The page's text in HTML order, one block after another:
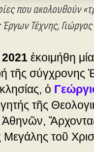
που ακολουθούν
Έργων Τέχνης,
ἐκοιμήθη
τῆς σύγχρονης
ὁ
τῆς
Ἀθηνῶν,
Μεγάλης τοῦ